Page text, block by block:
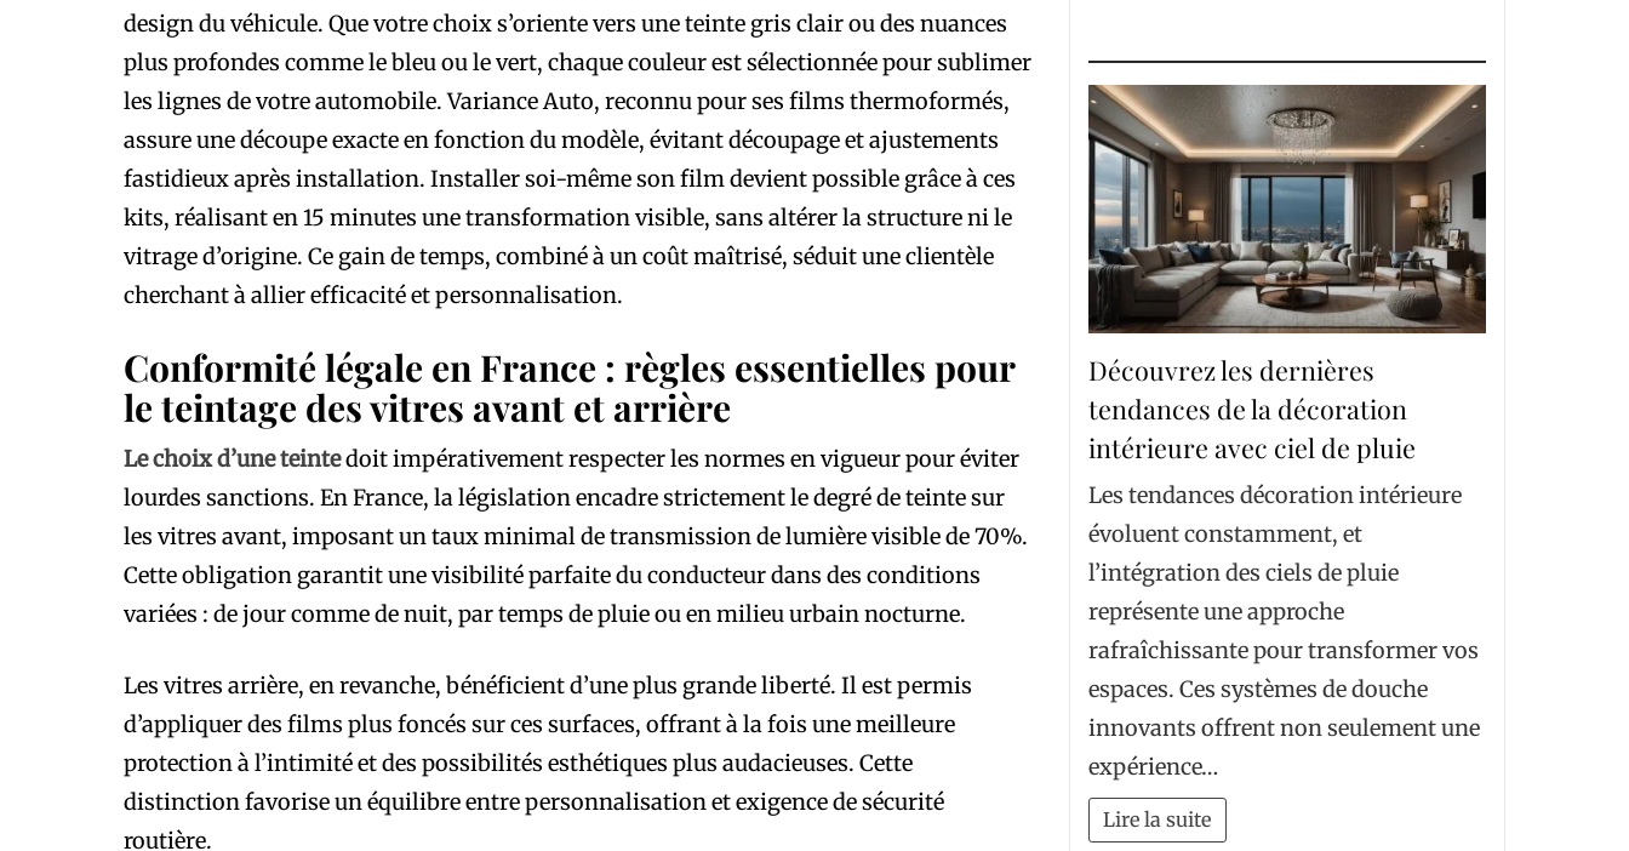
design du véhicule. Que votre choix s’oriente vers une teinte gris clair ou des nuances
plus profondes comme le bleu ou le vert, chaque couleur est sélectionnée pour sublimer
les lignes de votre automobile. Variance Auto, reconnu pour ses films thermoformés,
assure une découpe exacte en fonction du modèle, évitant découpage et ajustements
fastidieux après installation. Installer soi-même son film devient possible grâce à ces
kits, réalisant en 15 minutes une transformation visible, sans altérer la structure ni le
vitrage d’origine. Ce gain de temps, combiné à un coût maîtrisé, séduit une clientèle
cherchant à allier efficacité et personnalisation.
Conformité légale en France : règles essentielles pour
le teintage des vitres avant et arrière
Le choix d’une teintedoit impérativement respecter les normes en vigueur pour éviter
lourdes sanctions. En France, la législation encadre strictement le degré de teinte sur
les vitres avant, imposant un taux minimal de transmission de lumière visible de 70%.
Cette obligation garantit une visibilité parfaite du conducteur dans des conditions
variées : de jour comme de nuit, par temps de pluie ou en milieu urbain nocturne.
Les vitres arrière, en revanche, bénéficient d’une plus grande liberté. Il est permis
d’appliquer des films plus foncés sur ces surfaces, offrant à la fois une meilleure
protection à l’intimité et des possibilités esthétiques plus audacieuses. Cette
distinction favorise un équilibre entre personnalisation et exigence de sécurité
routière.
Découvrez les dernières
tendances de la décoration
intérieure avec ciel de pluie
Les tendances décoration intérieure
évoluent constamment, et
l’intégration des ciels de pluie
représente une approche
rafraîchissante pour transformer vos
espaces. Ces systèmes de douche
innovants offrent non seulement une
expérience…
Lire la suite